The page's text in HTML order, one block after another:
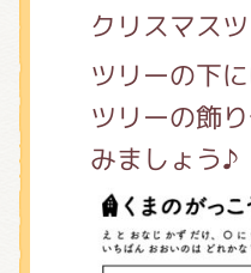
クリスマス
ツリーの下
ツリーの飾
みましょう♪